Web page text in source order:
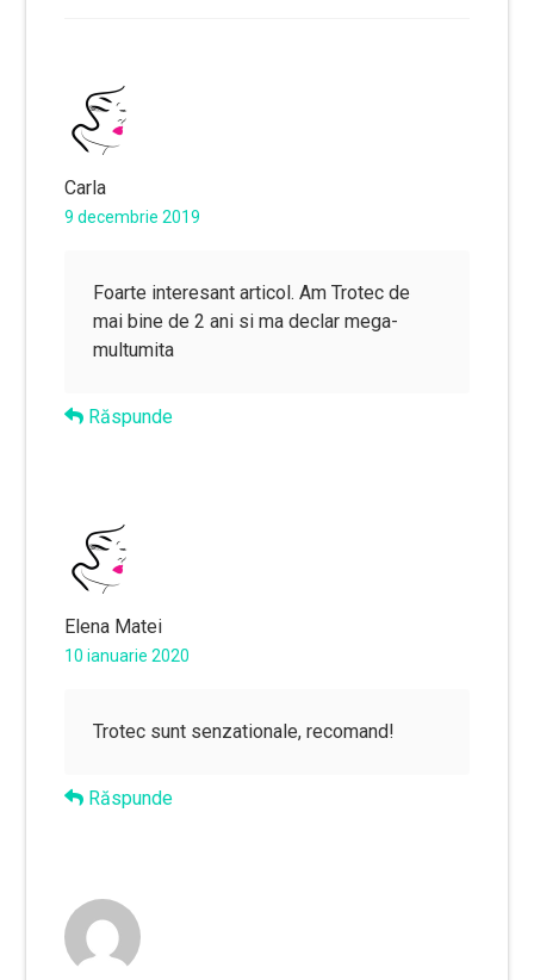
Carla
9 decembrie 2019
Foarte interesant articol. Am Trotec de
mai bine de 2 ani si ma declar mega-
multumita
Răspunde
Elena Matei
10 ianuarie 2020
Trotec sunt senzationale, recomand!
Răspunde